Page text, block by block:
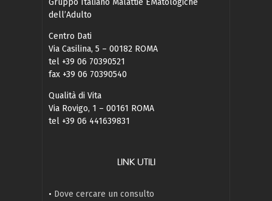
Gruppo Italiano Malattie EMatologiche
dell’Adulto
Centro Dati
Via Casilina, 5 – 00182 ROMA
tel +39 06 70390521
fax +39 06 70390540
Qualità di Vita
Via Rovigo, 1 – 00161 ROMA
tel +39 06 441639831
LINK UTILI
• Dove cercare un consulto